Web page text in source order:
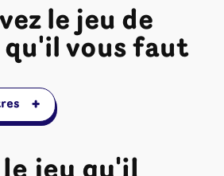
le jeu de
vous faut
+